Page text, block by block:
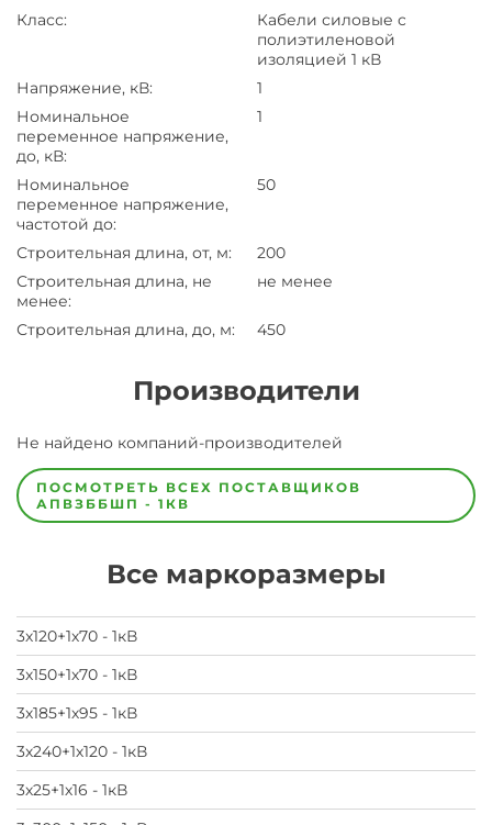
Класс:
Кабели силовые с
полиэтиленовой
изоляцией 1 кВ
Напряжение, кВ:
1
Номинальное
переменное напряжение,
до, кВ:
1
Номинальное
переменное напряжение,
частотой до:
50
Строительная длина, от, м:
200
Строительная длина, не
менее:
не менее
Строительная длина, до, м: 450
Производители
ЗаводЗавод-
предпочел
скрыть
свои
Не найдено компаний-производителей
ПОСМОТРЕТЬ ВСЕХ ПОСТАВЩИКОВ
АПВЗББШП - 1КВ
Все маркоразмеры
3х120+1х70 - 1кВ
3х150+1х70 - 1кВ
3х185+1х95 - 1кВ
3х240+1х120 - 1кВ
3х25+1х16 - 1кВ